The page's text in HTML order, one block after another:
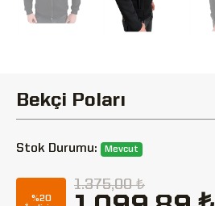
Bekçi Poları
Stok Durumu: Mevcut
%20
1.375,00 ₺